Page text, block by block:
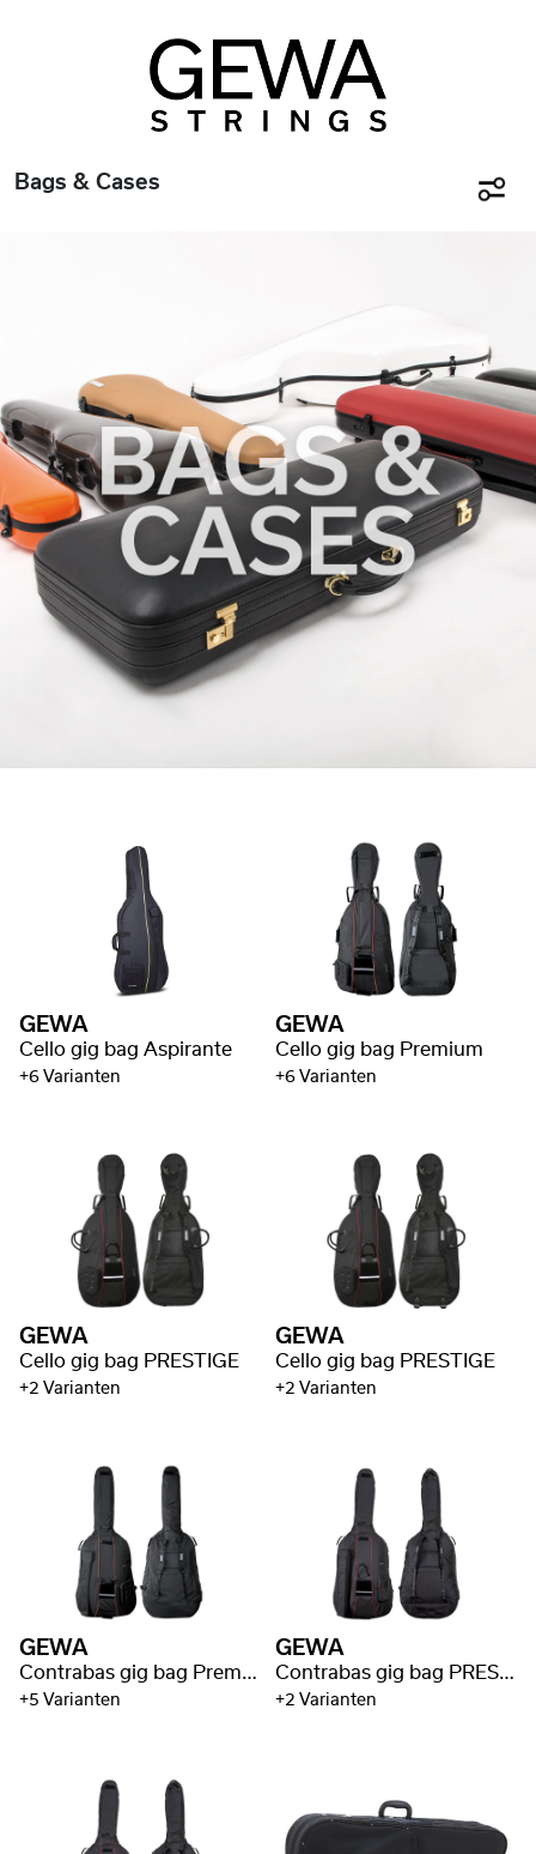
Bags & Cases
GEWA
Cello gig bag Aspirante
+6 Varianten
GEWA
Cello gig bag Premium
+6 Varianten
GEWA
Cello gig bag PRESTIGE
+2 Varianten
GEWA
Cello gig bag PRESTIGE
+2 Varianten
GEWA
Contrabas gig bag Premium
+5 Varianten
GEWA
Contrabas gig bag PRESTIGE
+2 Varianten